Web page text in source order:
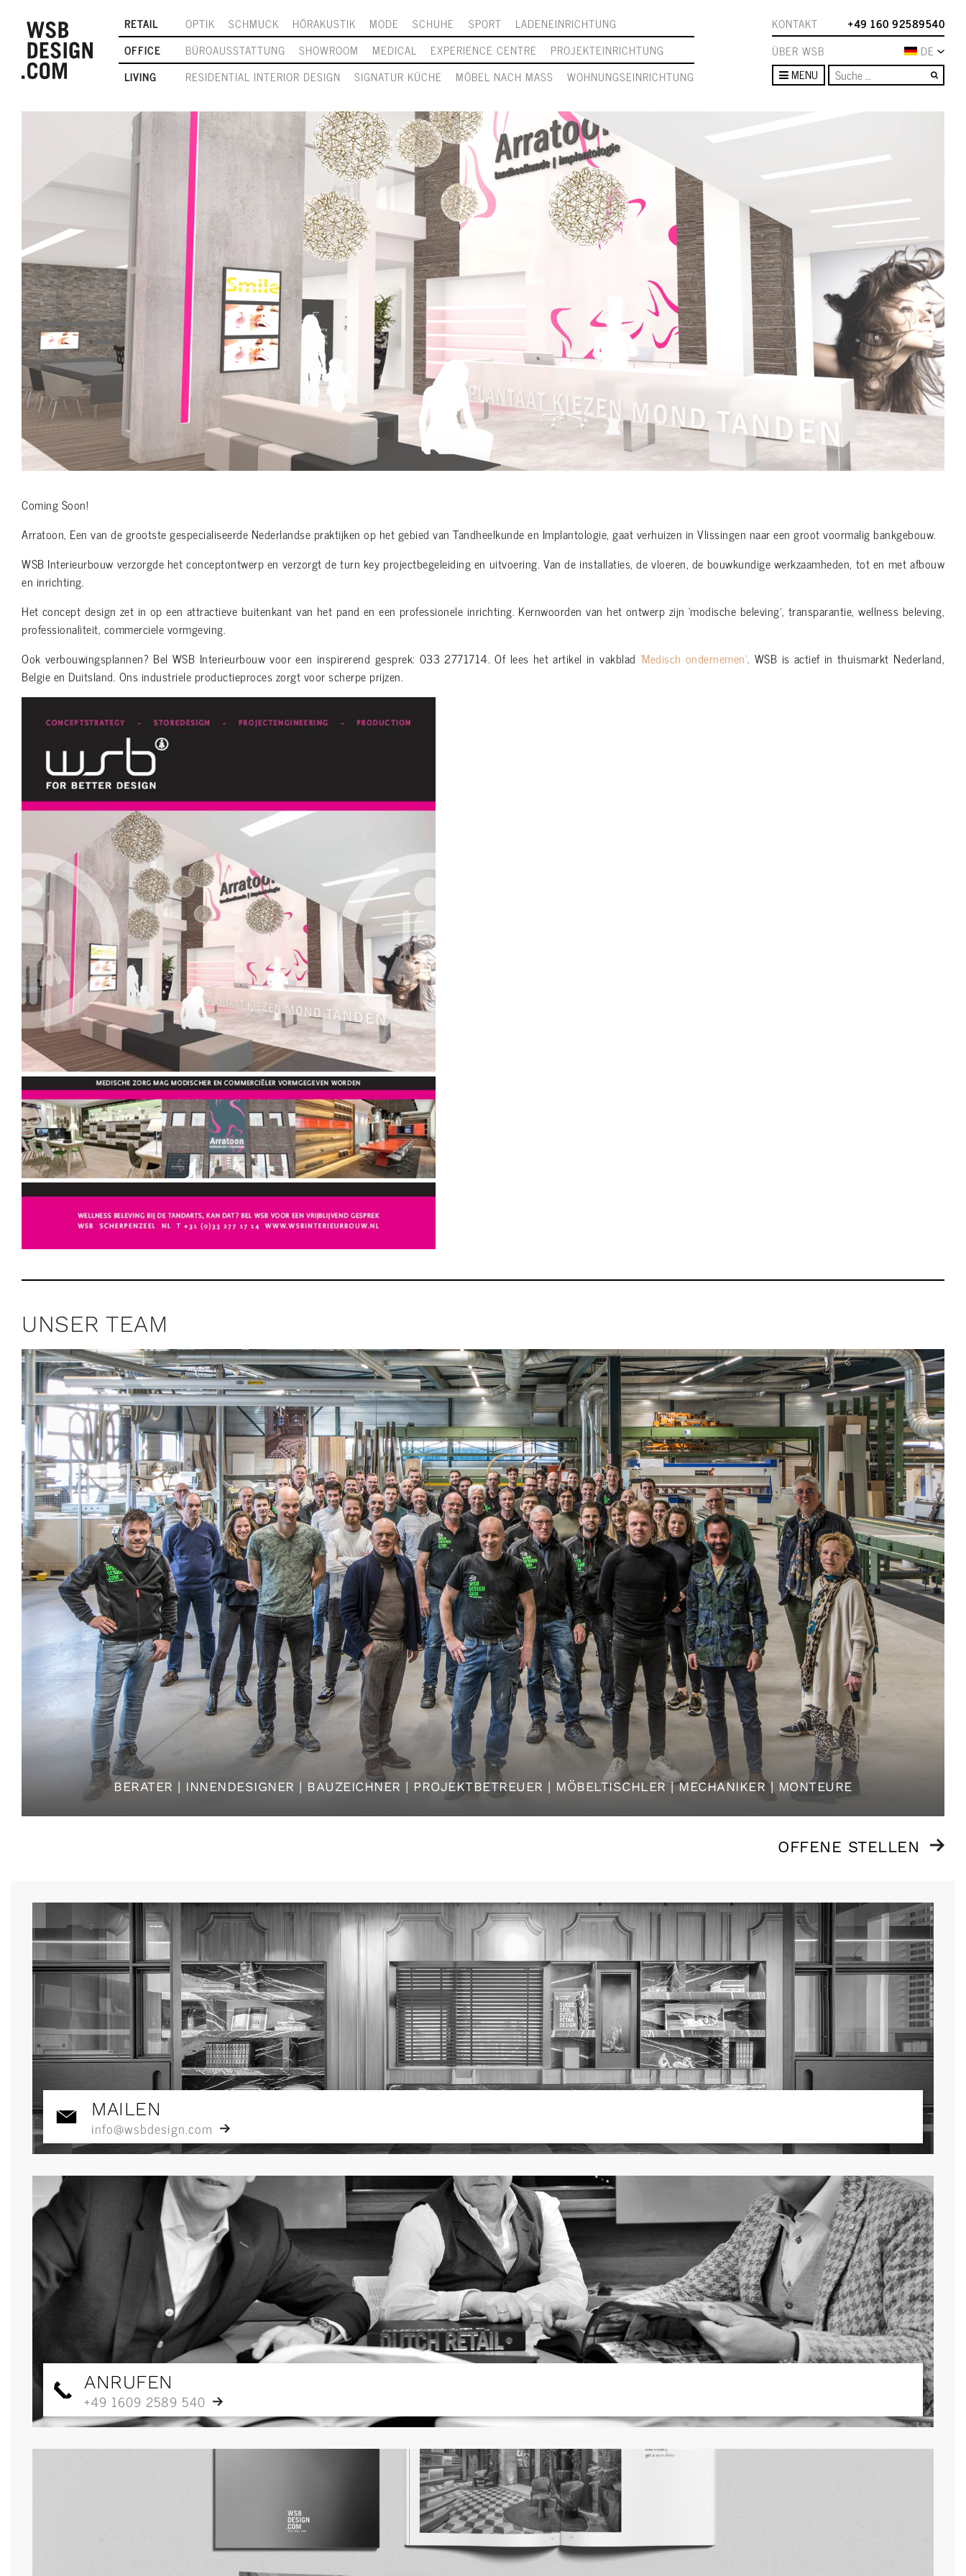
RETAIL OPTIK SCHMUCK HÖRAKUSTIK MODE SCHUHE SPORT
LADENEINRICHTUNG
OFFICE
BÜROAUSSTATTUNG SHOWROOM MEDICAL EXPERIENCE CENTRE
PROJEKTEINRICHTUNG
LIVING
RESIDENTIAL INTERIOR DESIGN SIGNATUR KÜCHE MÖBEL NACH MASS WOHNUNGSEINRICHTUNG
KONTAKT
+49 160 92589540
ÜBER WSB
DE
MENU
Coming Soon!
Arratoon, Een van de grootste gespecialiseerde Nederlandse praktijken op het gebied van Tandheelkunde en Implantologie, gaat verhuizen in Vlissingen naar een groot voormalig bankgebouw.
WSB Interieurbouw verzorgde het conceptontwerp en verzorgt de turn key projectbegeleiding en uitvoering. Van de installaties, de vloeren, de bouwkundige werkzaamheden, tot en met afbouw
en inrichting.
Het concept design zet in op een attractieve buitenkant van het pand en een professionele inrichting. Kernwoorden van het ontwerp zijn ‘modische beleving’, transparantie, wellness beleving,
professionaliteit, commerciele vormgeving.
Ook verbouwingsplannen? Bel WSB Interieurbouw voor een inspirerend gesprek: 033 2771714. Of lees het artikel in vakblad ‘Medisch ondernemen’. WSB is actief in thuismarkt Nederland,
Belgie en Duitsland. Ons industriele productieproces zorgt voor scherpe prijzen.
UNSER TEAM
BERATER | INNENDESIGNER | BAUZEICHNER | PROJEKTBETREUER | MÖBELTISCHLER | MECHANIKER | MONTEURE
OFFENE STELLEN
MAILEN
info@wsbdesign.com
ANRUFEN
+49 1609 2589 540